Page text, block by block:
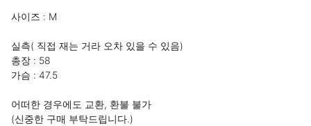
사이즈 : M
실측( 직접 재는 거라 오차 있을 수 있음)
총장 : 58
가슴 : 47.5
어떠한 경우에도 교환, 환불 불가
(신중한 구매 부탁드립니다.)